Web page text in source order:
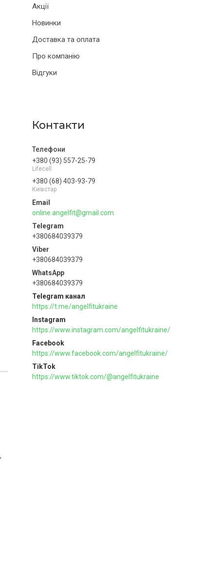
Акції
Новинки
Доставка та оплата
Про компанію
Відгуки
Контакти
+380 (93) 557-25-79
Lifecell
+380 (68) 403-93-79
Київстар
online.angelfit@gmail.com
+380684039379
+380684039379
+380684039379
Telegram канал
https://t.me/angelfitukraine
Instagram
https://www.instagram.com/angelfitukraine/
Facebook
https://www.facebook.com/angelfitukraine/
TikTok
https://www.tiktok.com/@angelfitukraine